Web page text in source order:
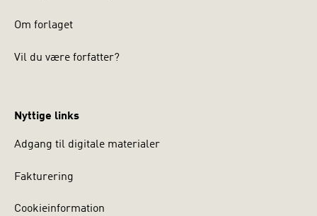
Om forlaget
Vil du være forfatter?
Nyttige links
Adgang til digitale materialer
Fakturering
Cookieinformation